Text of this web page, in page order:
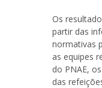
Os
partir das
normativas
as equipes
do PNAE,
das